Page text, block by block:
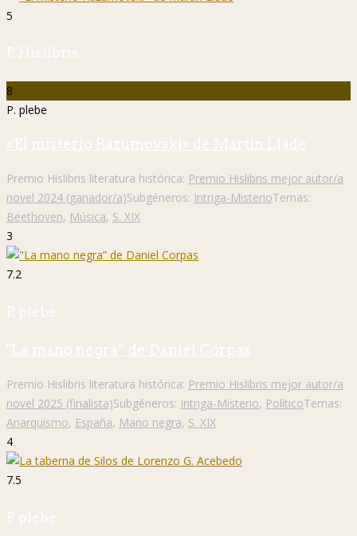
5
P. Hislibris
8
P. plebe
«El misterio Razumovski» de Martín Llade
Premio Hislibris literatura histórica: Premio Hislibris mejor autor/a
novel 2024 (ganador/a)Subgéneros: Intriga-MisterioTemas:
Beethoven, Música, S. XIX
3
7.2
P. plebe
"La mano negra” de Daniel Corpas
Premio Hislibris literatura histórica: Premio Hislibris mejor autor/a
novel 2025 (finalista)Subgéneros: Intriga-Misterio, PolíticoTemas:
Anarquismo, España, Mano negra, S. XIX
4
7.5
P. plebe